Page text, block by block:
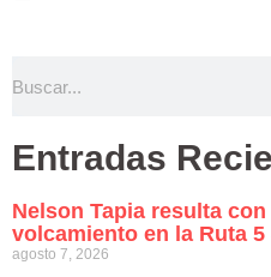
Entradas
Nelson Tapia resulta
volcamiento en la Ruta 5
agosto 7, 2026